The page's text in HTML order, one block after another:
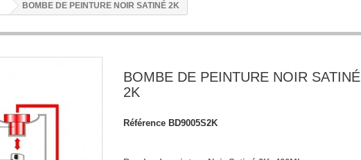
BOMBE DE PEINTURE NOIR SATINÉ 2K
BOMBE DE PEINTURE NOIR SATINÉ
2K
Référence BD9005S2K